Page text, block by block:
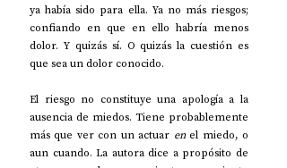
ya había sido para ella. Ya no más riesgos;
confiando en que en ello habría menos
dolor. Y quizás sí. O quizás la cuestión es
que sea un dolor conocido.
El riesgo no constituye una apología a la
ausencia de miedos. Tiene probablemente
más que ver con un actuar en el miedo, o
aun cuando. La autora dice a propósito de